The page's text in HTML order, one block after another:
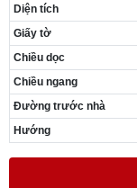
Diện tích
Giấy tờ
Chiều dọc
Chiều ngang
Đường trước nhà
Hướng